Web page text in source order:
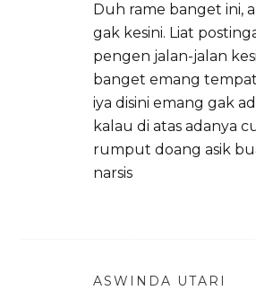
Duh rame banget ini,
gak kesini. Liat
pengen jalan-jalan
banget emang
iya disini emang gak
kalau di atas adanya
rumput doang asik
narsis
ASWINDA UTARI